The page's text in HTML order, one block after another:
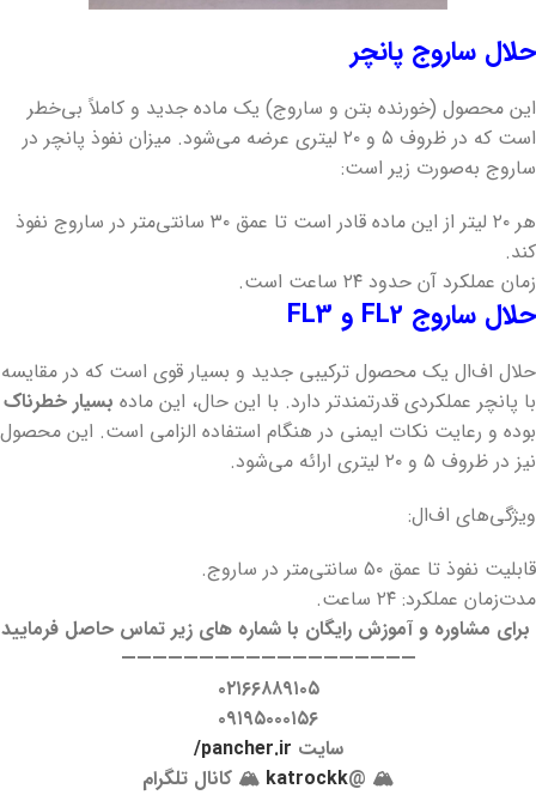
حلال ساروج پانچر
این محصول (خورنده بتن و ساروج) یک ماده جدید و کاملاً بی‌خطر
است که در ظروف ۵ و ۲۰ لیتری عرضه می‌شود. میزان نفوذ پانچر در
ساروج به‌صورت زیر است:
هر ۲۰ لیتر از این ماده قادر است تا عمق ۳۰ سانتی‌متر در ساروج نفوذ
کند.
زمان عملکرد آن حدود ۲۴ ساعت است.
حلال ساروج FL2 و FL3
حلال اف‌ال یک محصول ترکیبی جدید و بسیار قوی است که در مقایسه
با پانچر عملکردی قدرتمندتر دارد. با این حال، این ماده بسیار خطرناک
بوده و رعایت نکات ایمنی در هنگام استفاده الزامی است. این محصول
نیز در ظروف ۵ و ۲۰ لیتری ارائه می‌شود.
ویژگی‌های اف‌ال:
قابلیت نفوذ تا عمق ۵۰ سانتی‌متر در ساروج.
مدت‌زمان عملکرد: ۲۴ ساعت.
برای مشاوره و آموزش رایگان با شماره های زیر تماس حاصل فرمایید
———————————————————
۰۲۱۶۶۸۸۹۱۰۵
۰۹۱۹۵۰۰۰۱۵۶
سایت pancher.ir/
🏔 @
katrockk 🏔 کانال تلگرام